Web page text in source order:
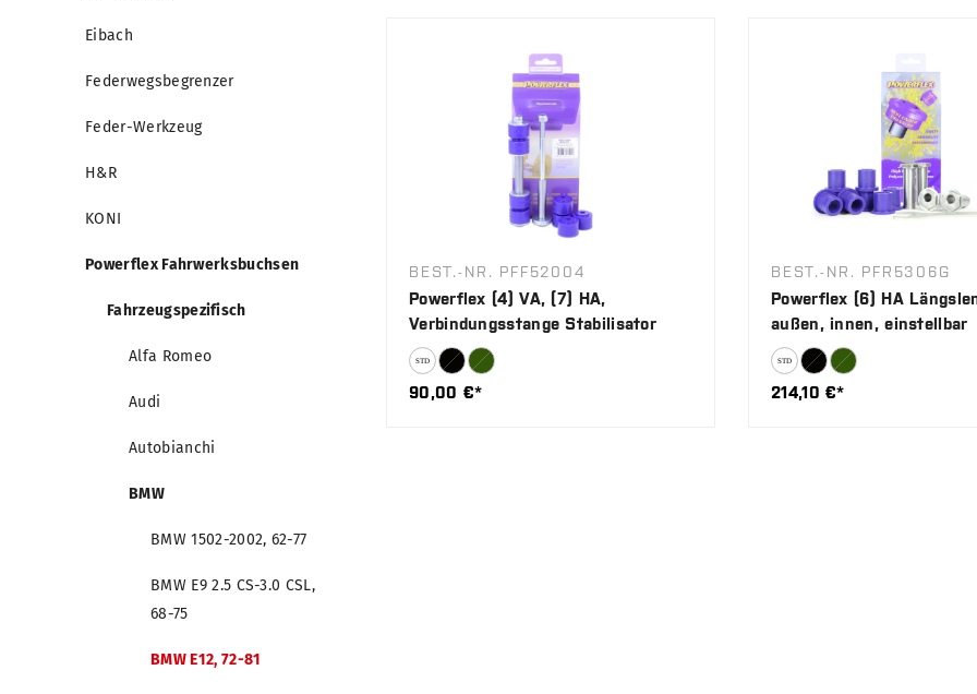
Eibach
Federwegsbegrenzer
Feder-Werkzeug
H&R
KONI
Powerflex Fahrwerksbuchsen
Fahrzeugspezifisch
Alfa Romeo
Audi
Autobianchi
BMW
BMW 1502-2002, 62-77
BMW E9 2.5 CS-3.0 CSL,
68-75
BMW E12, 72-81
BEST.-NR. PFF52004
Powerflex (4) VA, (7) HA,
Verbindungsstange Stabilisator
90,00 €*
BEST.-NR. PFR5306G
Powerflex (6) HA
außen, innen, einstellbar
214,10 €*